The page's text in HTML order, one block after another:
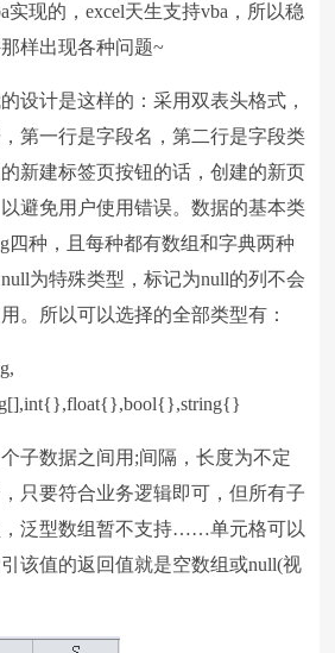
实现的，excel天生支持vba，所以稳
样出现各种问题~
设计是这样的：采用双表头格式，
第一行是字段名，第二行是字段类
新建标签页按钮的话，创建的新页
避免用户使用错误。数据的基本类
四种，且每种都有数组和字典两种
为特殊类型，标记为null的列不会
。所以可以选择的全部类型有：
子数据之间用;间隔，长度为不定
只要符合业务逻辑即可，但所有子
泛型数组暂不支持……单元格可以
该值的返回值就是空数组或null(视